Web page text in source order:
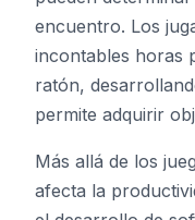
encuentro. Los
incontables horas
ratón,
permite adquirir
Más allá de los
afecta la